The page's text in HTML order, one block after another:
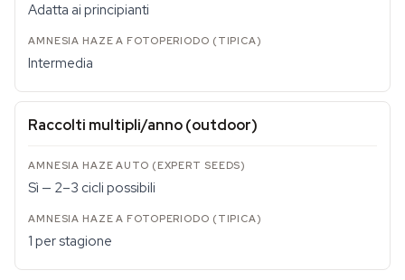
Adatta ai principianti
Intermedia
Raccolti multipli/anno (outdoor)
Sì — 2–3 cicli possibili
1 per stagione